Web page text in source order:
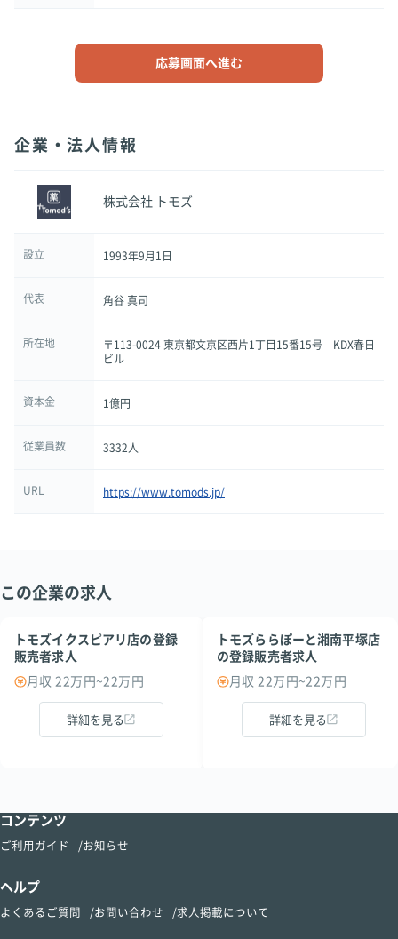
応募画面へ進む
企業・法人情報
株式会社 トモズ
設立 1993年9月1日
代表 角谷 真司
所在地
〒113-0024 東京都文京区西片1丁目15番15号 KDX春日
ビル
資本金 1億円
従業員数 3332人
URL https://www.tomods.jp/
この企業の求人
トモズイクスピアリ店の登録
販売者求人
月収 22万円~22万円
詳細を見る
トモズららぽーと湘南平塚店
の登録販売者求人
月収 22万円~22万円
詳細を見る
コンテンツ
ご利用ガイド お知らせ
ヘルプ
よくあるご質問 お問い合わせ 求人掲載について